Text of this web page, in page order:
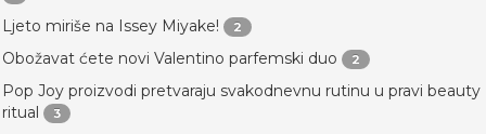
Ljeto miriše na Issey Miyake! 2
Obožavat ćete novi Valentino parfemski duo 2
Pop Joy proizvodi pretvaraju svakodnevnu rutinu u pravi beauty
ritual
3